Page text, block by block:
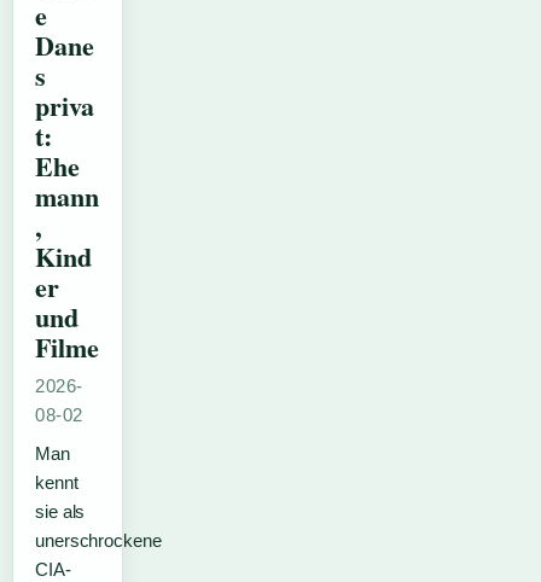
e
Dane
s
priva
t:
Ehe
mann
,
Kind
er
und
Filme
2026-
08-02
Man
kennt
sie als
unerschrockene
CIA-